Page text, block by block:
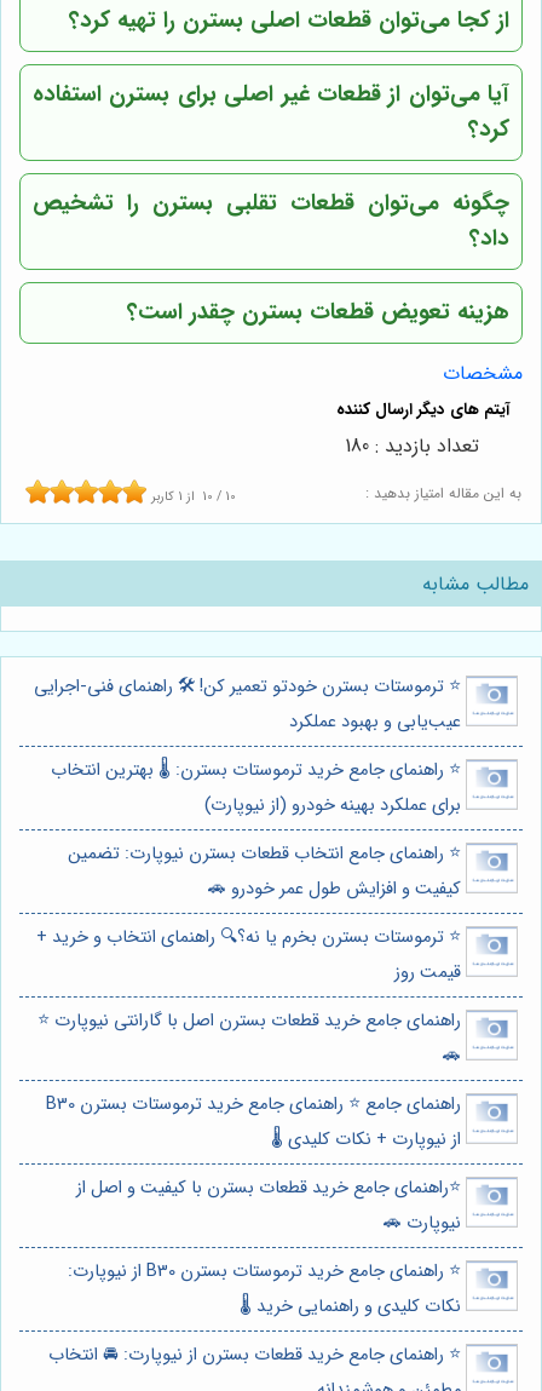
از کجا می‌توان قطعات اصلی بسترن را تهیه کرد؟
آیا می‌توان از قطعات غیر اصلی برای بسترن استفاده
کرد؟
چگونه می‌توان قطعات تقلبی بسترن را تشخیص
داد؟
هزینه تعویض قطعات بسترن چقدر است؟
مشخصات
به این مقاله امتیاز بدهید : 10 / 10 از 1 کاربر
تعداد بازدید : 180
مطالب مشابه
⭐️ ترموستات بسترن خودتو تعمیر کن! 🛠️ راهنمای فنی-اجرایی
عیب‌یابی و بهبود عملکرد
⭐️ راهنمای جامع خرید ترموستات بسترن: 🌡️ بهترین انتخاب
برای عملکرد بهینه خودرو (از نیوپارت)
⭐️ راهنمای جامع انتخاب قطعات بسترن نیوپارت: تضمین
کیفیت و افزایش طول عمر خودرو 🚗
⭐️ ترموستات بسترن بخرم یا نه؟🔍 راهنمای انتخاب و خرید +
قیمت روز
راهنمای جامع خرید قطعات بسترن اصل با گارانتی نیوپارت ⭐️
🚗
راهنمای جامع ⭐️ راهنمای جامع خرید ترموستات بسترن B30
از نیوپارت + نکات کلیدی 🌡️
⭐️راهنمای جامع خرید قطعات بسترن با کیفیت و اصل از
نیوپارت 🚗
⭐️ راهنمای جامع خرید ترموستات بسترن B30 از نیوپارت:
نکات کلیدی و راهنمایی خرید 🌡️
⭐️ راهنمای جامع خرید قطعات بسترن از نیوپارت: 🚘 انتخاب